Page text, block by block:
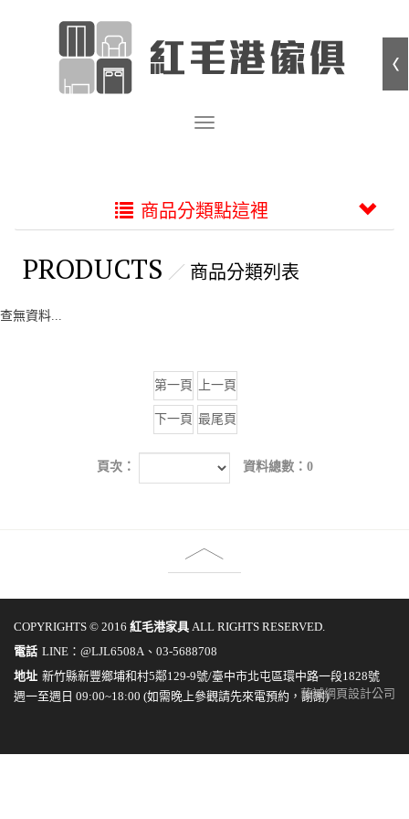
商品分類點這裡
PRODUCTS 商品分類列表
查無資料...
第一頁 上一頁
下一頁 最尾頁
頁次： 資料總數：0
COPYRIGHTS © 2016 紅毛港家具 ALL RIGHTS RESERVED.
電話 LINE：@LJL6508A、03-5688708
地址 新竹縣新豐鄉埔和村5鄰129-9號/臺中市北屯區環中路一段1828號
週一至週日 09:00~18:00 (如需晚上參觀請先來電預約，謝謝)藝誠網頁設計公司